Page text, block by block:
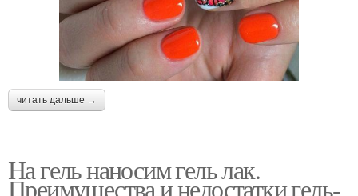
читать дальше →
На гель наносим гель лак.
Преимущества и недостатки гель-